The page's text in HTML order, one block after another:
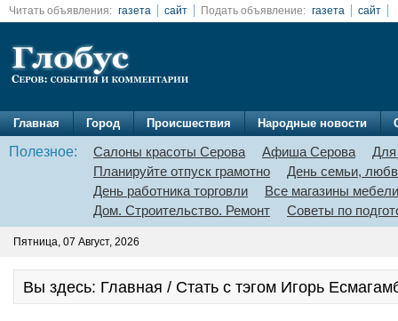
Читать объявления: газета сайт Подать объявление: газета сайт
Главная Город Происшествия Народные новости
Полезное: Салоны красоты Серова Афиша Серова
Для
Планируйте отпуск грамотно
День семьи,
День работника торговли
Все магазины мебели
Дом. Строительство. Ремонт
Советы по
Пятница, 07 Август, 2026
Вы здесь: Главная / Стать с тэгом Игорь